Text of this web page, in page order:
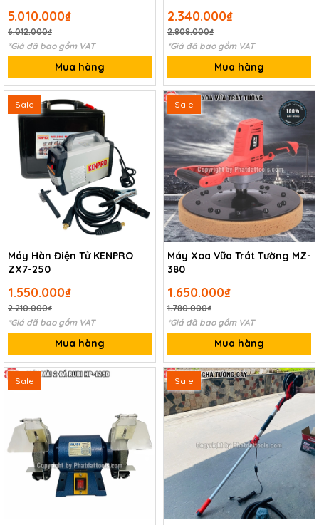
5.010.000₫
6.012.000₫
*Giá đã bao gồm VAT
Mua hàng
2.340.000₫
2.808.000₫
*Giá đã bao gồm VAT
Mua hàng
Sale
Máy Hàn Điện Tử KENPRO
ZX7-250
1.550.000₫
2.210.000₫
*Giá đã bao gồm VAT
Mua hàng
Sale
Máy Xoa Vữa Trát Tường MZ-
380
1.650.000₫
1.780.000₫
*Giá đã bao gồm VAT
Mua hàng
Sale Sale